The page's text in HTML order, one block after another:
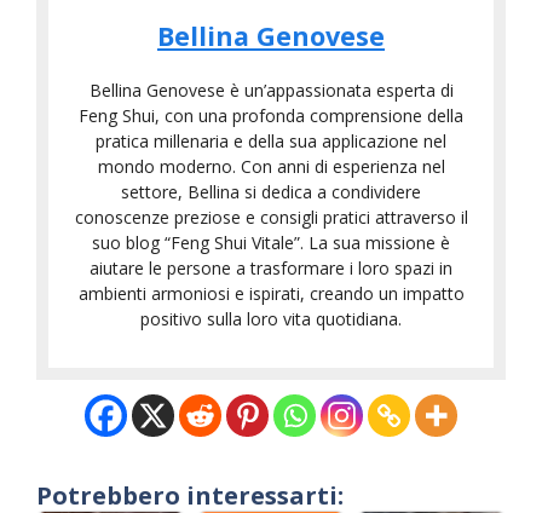
Bellina Genovese
Bellina Genovese è un’appassionata esperta di
Feng Shui, con una profonda comprensione della
pratica millenaria e della sua applicazione nel
mondo moderno. Con anni di esperienza nel
settore, Bellina si dedica a condividere
conoscenze preziose e consigli pratici attraverso il
suo blog “Feng Shui Vitale”. La sua missione è
aiutare le persone a trasformare i loro spazi in
ambienti armoniosi e ispirati, creando un impatto
positivo sulla loro vita quotidiana.
Potrebbero interessarti: